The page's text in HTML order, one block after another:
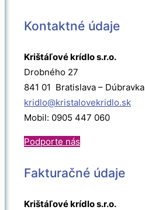
Kontaktné údaje
Krištáľové krídlo s.r.o.
Drobného 27
841 01 Bratislava – Dúbravka
kridlo@kristalovekridlo.sk
Mobil: 0905 447 060
Podporte nás
Fakturačné údaje
Krištáľové krídlo s.r.o.